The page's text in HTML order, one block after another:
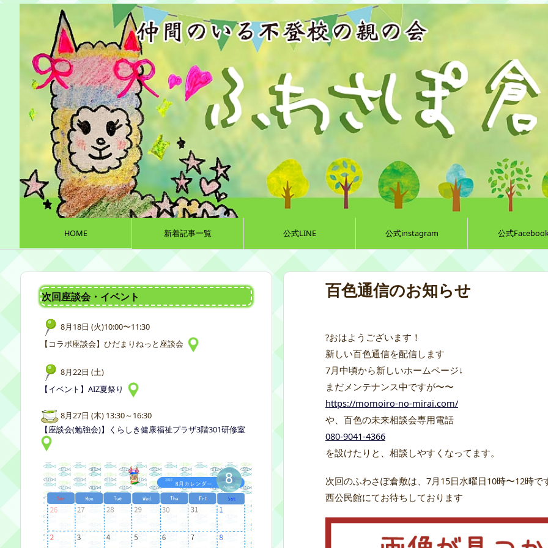
HOME 新着記事一覧 公式LINE 公式instagram 公式
百色通信のお知らせ
?おはようございます！
新しい百色通信を配信します
7月中頃から新しいホームページ↓
まだメンテナンス中ですが〜〜
https://momoiro-no-mirai.com/
や、百色の未来相談会専用電話
080-9041-4366
を設けたりと、相談しやすくなってます。
次回のふわさぽ倉敷は、7月15日水曜日10時〜12時で
西公民館にてお待ちしております
次回座談会・イベント
8月18日 (火)10:00〜11:30
【コラボ座談会】ひだまりねっと座談会
8月22日 (土)
【イベント】AIZ夏祭り
8月27日 (木) 13:30～16:30
【座談会(勉強会)】くらしき健康福祉プラザ3階301研修室